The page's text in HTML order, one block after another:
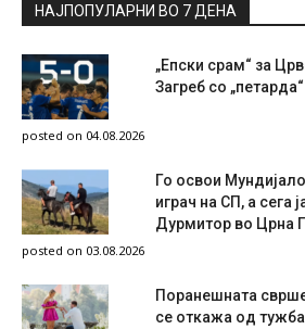
НАЈПОПУЛАРНИ ВО 7 ДЕНА
„Епски срам“ за
Загреб со
posted on 04.08.2026
Го освои
играч на СП, а сега
Дурмитор во Црна
posted on 03.08.2026
Поранешната
се откажа од